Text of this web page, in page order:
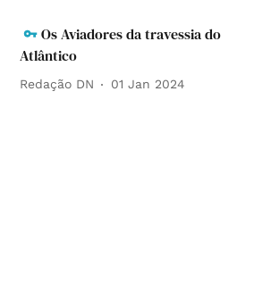
Os Aviadores da travessia do
Atlântico
Redação DN 01 Jan 2024